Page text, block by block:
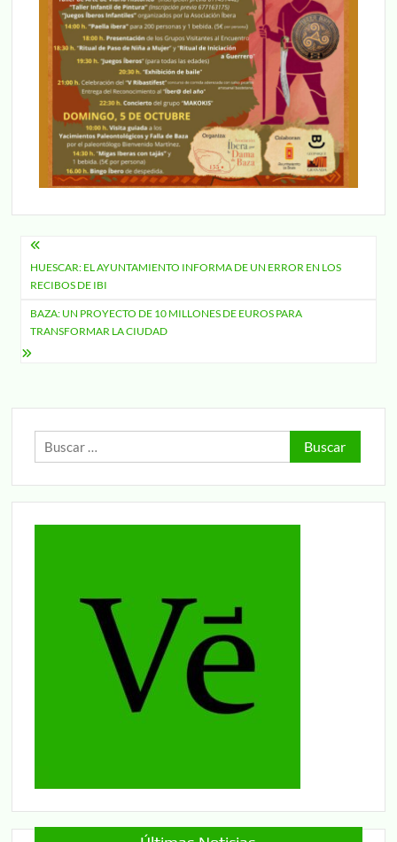
Navegación
de
entradas
HUESCAR: EL AYUNTAMIENTO INFORMA DE UN ERROR EN LOS
RECIBOS DE IBI
BAZA: UN PROYECTO DE 10 MILLONES DE EUROS PARA
TRANSFORMAR LA CIUDAD
Buscar: